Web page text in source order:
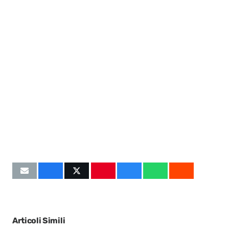
Articoli Simili